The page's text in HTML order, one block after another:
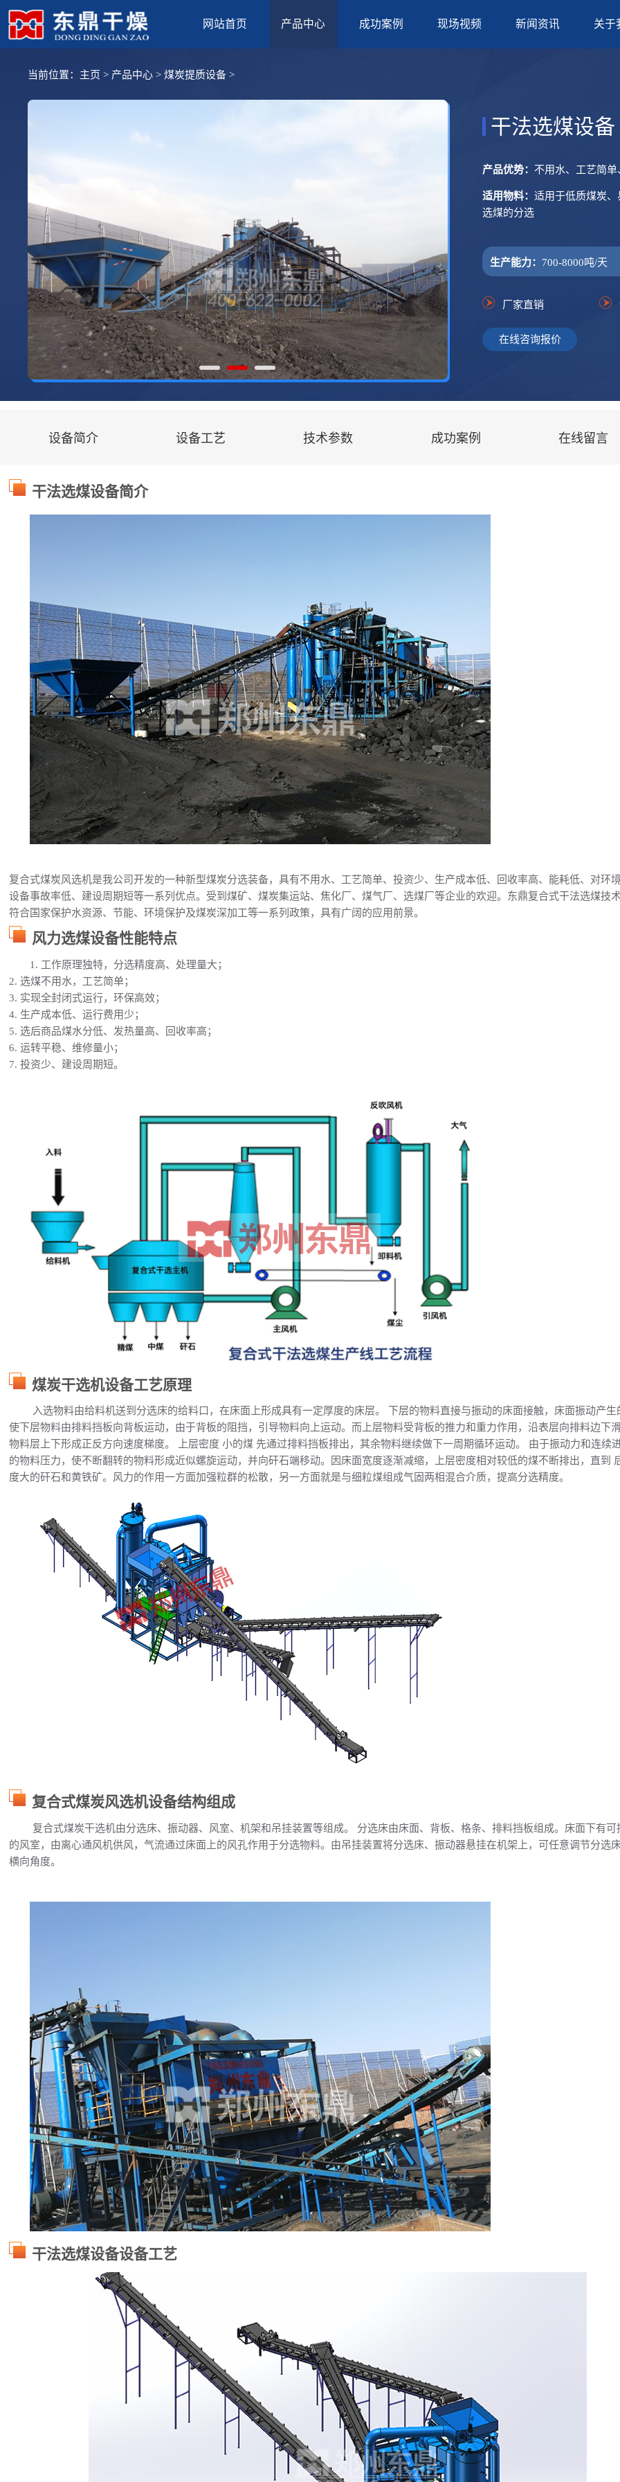
网站首页 产品中心 成功案例 现场视频 新闻资讯 关于
当前位置： 主页 > 产品中心> 煤炭提质设备>
干法选煤设备
产品优势：不用水、工艺简
适用物料：适用于低质煤炭
选煤的分选
生产能力： 700-8000吨/天
厂家直销
在线咨询报价
设备简介 设备工艺 技术参数 成功案例 在线留言
干法选煤设备简介
复合式煤炭风选机是我公司开发的一种新型煤炭分选装备，具有不用水、工艺简单、投资少、生产成本低、回收率高、能耗低、对环境
设备事故率低、建设周期短等一系列优点。受到煤矿、煤炭集运站、焦化厂、煤气厂、选煤厂等企业的欢迎。东鼎复合式干法选煤技
符合国家保护水资源、节能、环境保护及煤炭深加工等一系列政策，具有广阔的应用前景。
风力选煤设备性能特点
1. 工作原理独特，分选精度高、处理量大；
2. 选煤不用水，工艺简单；
3. 实现全封闭式运行，环保高效；
4. 生产成本低、运行费用少；
5. 选后商品煤水分低、发热量高、回收率高；
6. 运转平稳、维修量小；
7. 投资少、建设周期短。
煤炭干选机设备工艺原理
入选物料由给料机送到分选床的给料口，在床面上形成具有一定厚度的床层。 下层的物料直接与振动的床面接触，床面振动产生
使下层物料由排料挡板向背板运动，由于背板的阻挡，引导物料向上运动。而上层物料受背板的推力和重力作用，沿表层向排料边下
物料层上下形成正反方向速度梯度。 上层密度 小的煤 先通过排料挡板排出，其余物料继续做下一周期循环运动。 由于振动力和连续
的物料压力，使不断翻转的物料形成近似螺旋运动，并向矸石端移动。因床面宽度逐渐减缩，上层密度相对较低的煤不断排出，直到
度大的矸石和黄铁矿。风力的作用一方面加强粒群的松散，另一方面就是与细粒煤组成气固两相混合介质，提高分选精度。
复合式煤炭风选机设备结构组成
复合式煤炭干选机由分选床、振动器、风室、机架和吊挂装置等组成。 分选床由床面、背板、格条、排料挡板组成。床面下有可
的风室，由离心通风机供风，气流通过床面上的风孔作用于分选物料。由吊挂装置将分选床、振动器悬挂在机架上，可任意调节分选
横向角度。
干法选煤设备设备工艺